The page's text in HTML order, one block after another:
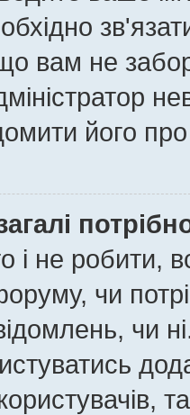
вам не
його
і не робити,
чи
чи